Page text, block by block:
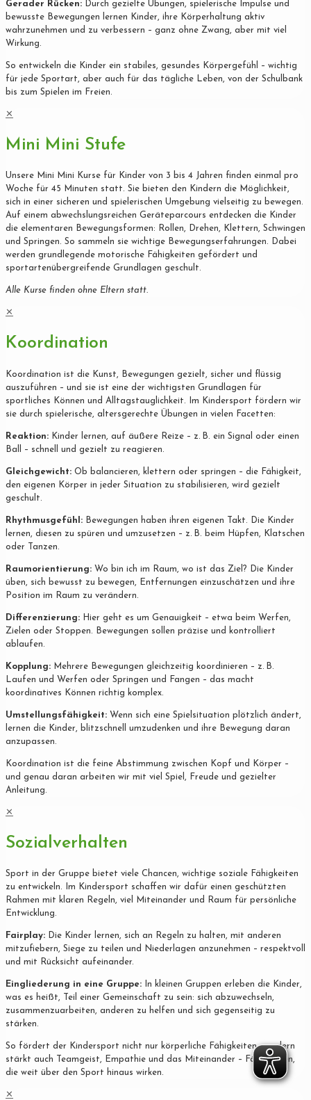
Gerader Rücken: Durch gezielte Übungen, spielerische Impulse und
bewusste Bewegungen lernen Kinder, ihre Körperhaltung aktiv
wahrzunehmen und zu verbessern – ganz ohne Zwang, aber mit viel
Wirkung.
So entwickeln die Kinder ein stabiles, gesundes Körpergefühl – wichtig
für jede Sportart, aber auch für das tägliche Leben, von der Schulbank
bis zum Spielen im Freien.
✕
Mini Mini Stufe
Unsere Mini Mini Kurse für Kinder von 3 bis 4 Jahren finden einmal pro
Woche für 45 Minuten statt. Sie bieten den Kindern die Möglichkeit,
sich in einer sicheren und spielerischen Umgebung vielseitig zu bewegen.
Auf einem abwechslungsreichen Geräteparcours entdecken die Kinder
die elementaren Bewegungsformen: Rollen, Drehen, Klettern, Schwingen
und Springen. So sammeln sie wichtige Bewegungserfahrungen. Dabei
werden grundlegende motorische Fähigkeiten gefördert und
sportartenübergreifende Grundlagen geschult.
Alle Kurse finden ohne Eltern statt.
✕
Koordination
Koordination ist die Kunst, Bewegungen gezielt, sicher und flüssig
auszuführen – und sie ist eine der wichtigsten Grundlagen für
sportliches Können und Alltagstauglichkeit. Im Kindersport fördern wir
sie durch spielerische, altersgerechte Übungen in vielen Facetten:
Reaktion: Kinder lernen, auf äußere Reize – z. B. ein Signal oder einen
Ball – schnell und gezielt zu reagieren.
Gleichgewicht: Ob balancieren, klettern oder springen – die Fähigkeit,
den eigenen Körper in jeder Situation zu stabilisieren, wird gezielt
geschult.
Rhythmusgefühl: Bewegungen haben ihren eigenen Takt. Die Kinder
lernen, diesen zu spüren und umzusetzen – z. B. beim Hüpfen, Klatschen
oder Tanzen.
Raumorientierung: Wo bin ich im Raum, wo ist das Ziel? Die Kinder
üben, sich bewusst zu bewegen, Entfernungen einzuschätzen und ihre
Position im Raum zu verändern.
Differenzierung: Hier geht es um Genauigkeit – etwa beim Werfen,
Zielen oder Stoppen. Bewegungen sollen präzise und kontrolliert
ablaufen.
Kopplung: Mehrere Bewegungen gleichzeitig koordinieren – z. B.
Laufen und Werfen oder Springen und Fangen – das macht
koordinatives Können richtig komplex.
Umstellungsfähigkeit: Wenn sich eine Spielsituation plötzlich ändert,
lernen die Kinder, blitzschnell umzudenken und ihre Bewegung daran
anzupassen.
Koordination ist die feine Abstimmung zwischen Kopf und Körper –
und genau daran arbeiten wir mit viel Spiel, Freude und gezielter
Anleitung.
✕
Sozialverhalten
Sport in der Gruppe bietet viele Chancen, wichtige soziale Fähigkeiten
zu entwickeln. Im Kindersport schaffen wir dafür einen geschützten
Rahmen mit klaren Regeln, viel Miteinander und Raum für persönliche
Entwicklung.
Fairplay: Die Kinder lernen, sich an Regeln zu halten, mit anderen
mitzufiebern, Siege zu teilen und Niederlagen anzunehmen – respektvoll
und mit Rücksicht aufeinander.
Eingliederung in eine Gruppe: In kleinen Gruppen erleben die Kinder,
was es heißt, Teil einer Gemeinschaft zu sein: sich abzuwechseln,
zusammenzuarbeiten, anderen zu helfen und sich gegenseitig zu
stärken.
So fördert der Kindersport nicht nur körperliche Fähigkeiten, sondern
stärkt auch Teamgeist, Empathie und das Miteinander – Fähigkeiten,
die weit über den Sport hinaus wirken.
✕